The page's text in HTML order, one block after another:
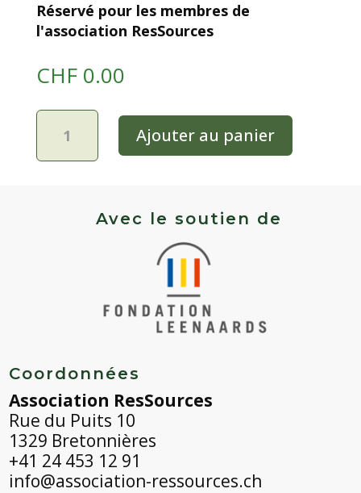
Réservé pour les membres de
l'association ResSources
CHF0.00
quantité
Tomate
Ajouter au panier
Avec le soutien de
Coordonnées
Association ResSources
Rue du Puits 10
1329 Bretonnières
+41 24 453 12 91
info@association-ressources.ch